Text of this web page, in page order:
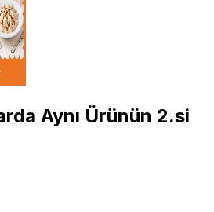
Aynı Ürünün 2.si